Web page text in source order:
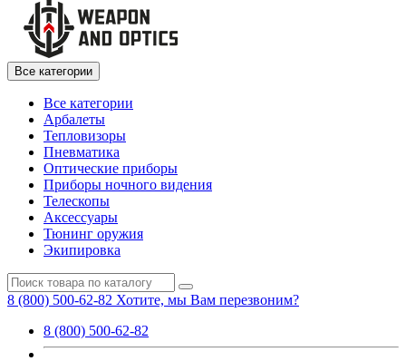
Все категории
Все категории
Арбалеты
Тепловизоры
Пневматика
Оптические приборы
Приборы ночного видения
Телескопы
Аксессуары
Тюнинг оружия
Экипировка
8 (800) 500-62-82 Хотите, мы Вам перезвоним?
8 (800) 500-62-82